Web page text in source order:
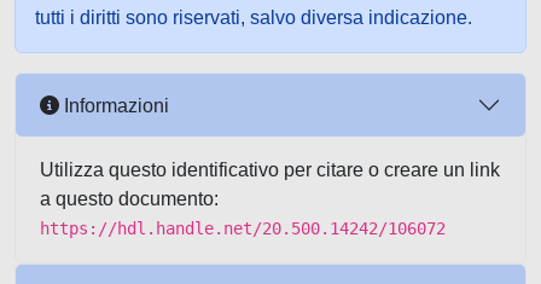
tutti i diritti sono riservati, salvo diversa indicazione.
Informazioni
Utilizza questo identificativo per citare o creare un link
a questo documento:
https://hdl.handle.net/20.500.14242/106072